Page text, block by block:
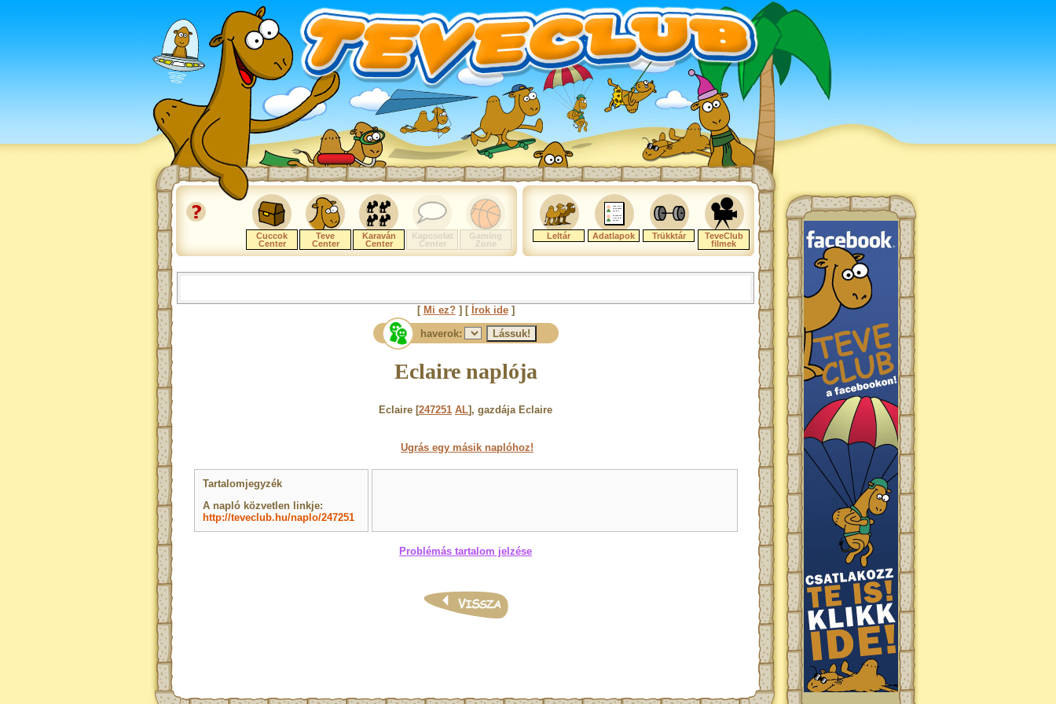
Cuccok
Center
Teve
Center
Karaván
Center
Kapcsolat
Center
Gaming
Zone
Leltár Adatlapok Trükktár
TeveClub
filmek
[ Mi ez?] [ Írok ide]
haverok:
Eclaire naplója
Eclaire [247251 AL], gazdája Eclaire
Ugrás egy másik naplóhoz!
Tartalomjegyzék
A napló közvetlen linkje:
http://teveclub.hu/naplo/247251
Problémás tartalom jelzése